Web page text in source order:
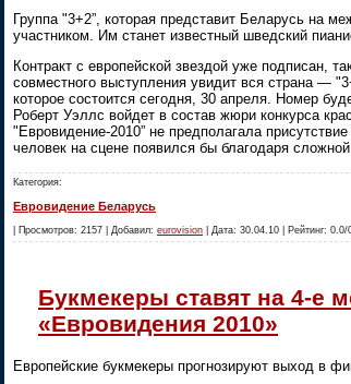
Группа "3+2”, которая представит Беларусь на
участником. Им станет известный шведский
Контракт с европейской звездой уже подписан,
совместного выступления увидит вся страна —
которое состоится сегодня, 30 апреля. Номер
Роберт Уэллс войдет в состав жюри конкурса
"Евровидение-2010” не предполагала
человек на сцене появился бы благодаря
Категория:
Евровидение Беларусь
| Просмотров: 2157 | Добавил: eurovision | Дата: 30.04.10 | Рейтинг: 0.0/
Букмекеры ставят на 4-е
«Евровидения 2010»
Европейские букмекеры прогнозируют выход в